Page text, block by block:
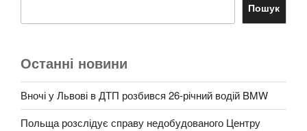
Пошук
Останні новини
Вночі у Львові в ДТП розбився 26-річний водій BMW
Польща розслідує справу недобудованого Центру